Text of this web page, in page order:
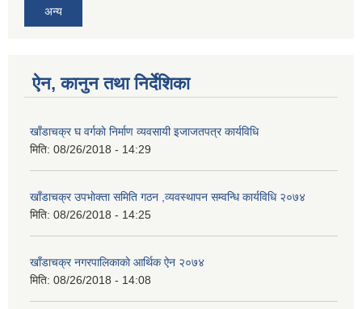
अन्य
ऐन, कानुन तथा निर्देशिका
खाँडाचक्र घ वर्गकाे निर्माण व्यवसायी इजाजतपत्र कार्यविधि
मिति: 08/26/2018 - 14:29
खाँडाचक्र उपभाेक्ता समिति गठन ,व्यवस्थापन सम्वन्धि कार्यविधि २०७४
मिति: 08/26/2018 - 14:25
खाँडाचक्र नगरपालिकाकाे आर्थिक ऐन २०७४
मिति: 08/26/2018 - 14:08